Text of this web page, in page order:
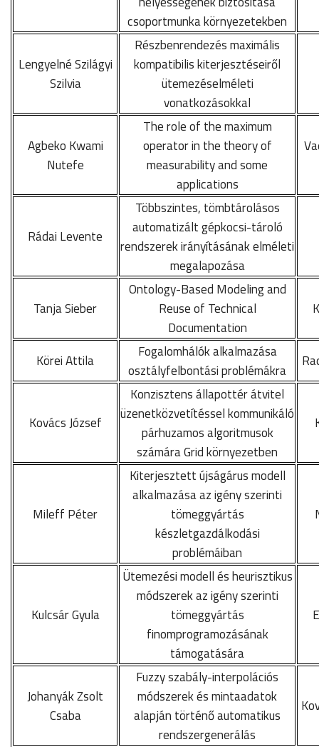
csoportmunka környezetekben
Lengyelné Szilágyi
Szilvia
Részbenrendezés maximális
kompatibilis kiterjesztéseiről
ütemezéselméleti
vonatkozásokkal
Agbeko Kwami
Nutefe
The role of the maximum
operator in the theory of
measurability and some
applications
Rádai Levente
Többszintes, tömbtárolásos
automatizált gépkocsi-tároló
rendszerek irányításának elméleti
megalapozása
Tanja Sieber
Ontology-Based Modeling and
Reuse of Technical
Documentation
Körei Attila
Fogalomhálók alkalmazása
osztályfelbontási problémákra
Kovács József
Konzisztens állapottér átvitel
üzenetközvetítéssel kommunikáló
párhuzamos algoritmusok
számára Grid környezetben
Mileff Péter
Kiterjesztett újságárus modell
alkalmazása az igény szerinti
tömeggyártás
készletgazdálkodási
problémáiban
Kulcsár Gyula
Ütemezési modell és heurisztikus
módszerek az igény szerinti
tömeggyártás
finomprogramozásának
támogatására
Johanyák Zsolt
Csaba
Fuzzy szabály-interpolációs
módszerek és mintaadatok
alapján történő automatikus
rendszergenerálás